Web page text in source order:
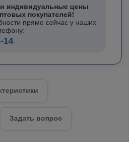
индивидуальные цены
покупателей!
прямо сейчас у наших
14
Задать вопрос